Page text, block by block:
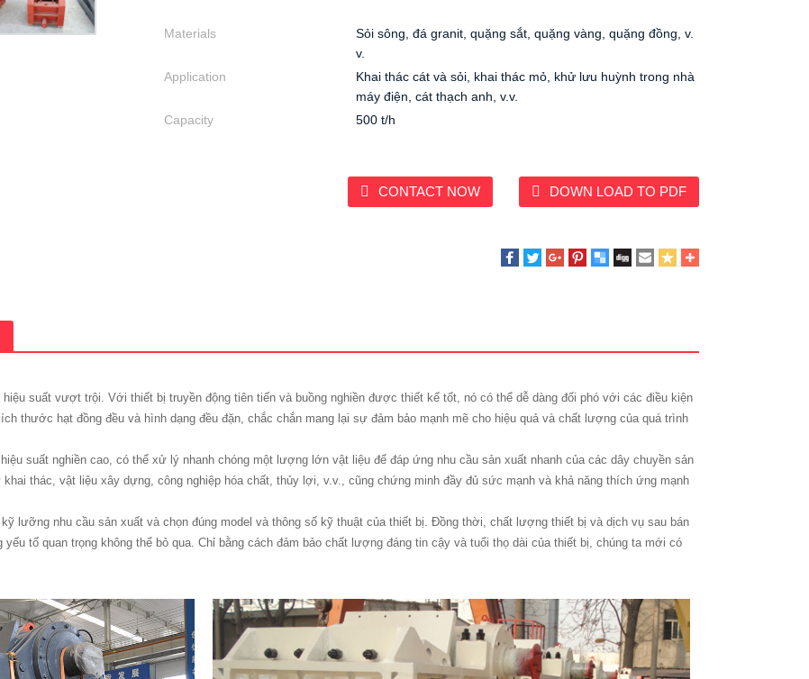
Materials
Sỏi sông, đá granit, quặng sắt, quặng vàng, quặng đồng, v.
v.
Application
Khai thác cát và sỏi, khai thác mỏ, khử lưu huỳnh trong nhà
máy điện, cát thạch anh, v.v.
Capacity
500 t/h
CONTACT NOW DOWN LOAD TO PDF
suất vượt trội. Với thiết bị truyền động tiên tiến và buồng nghiền được thiết kế tốt, nó có thể dễ dàng đối phó với các điều kiện
thước hạt đồng đều và hình dạng đều đặn, chắc chắn mang lại sự đảm bảo mạnh mẽ cho hiệu quả và chất lượng của quá trình
suất nghiền cao, có thể xử lý nhanh chóng một lượng lớn vật liệu để đáp ứng nhu cầu sản xuất nhanh của các dây chuyền sản
thác, vật liệu xây dựng, công nghiệp hóa chất, thủy lợi, v.v., cũng chứng minh đầy đủ sức mạnh và khả năng thích ứng mạnh
lưỡng nhu cầu sản xuất và chọn đúng model và thông số kỹ thuật của thiết bị. Đồng thời, chất lượng thiết bị và dịch vụ sau bán
tố quan trọng không thể bỏ qua. Chỉ bằng cách đảm bảo chất lượng đáng tin cậy và tuổi thọ dài của thiết bị, chúng ta mới có